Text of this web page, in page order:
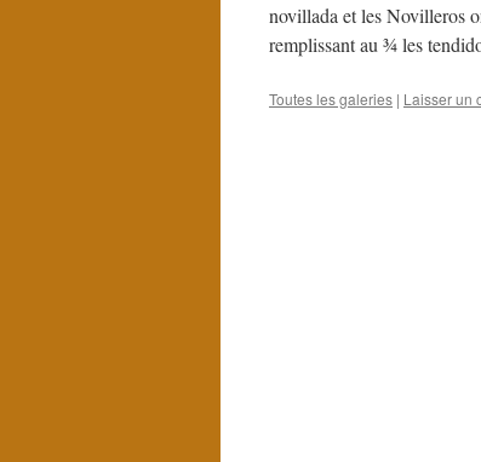
novillada et les Novilleros
remplissant au ¾ les
Toutes les galeries | Laisser un